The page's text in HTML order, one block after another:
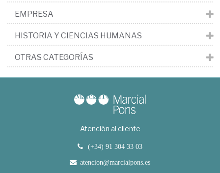
EMPRESA
HISTORIA Y CIENCIAS HUMANAS
OTRAS CATEGORÍAS
Atención al cliente
(+34) 91 304 33 03
atencion@marcialpons.es